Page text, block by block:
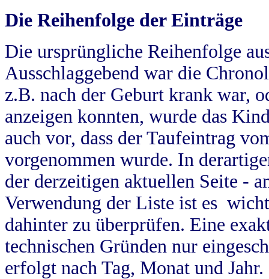
Die Reihenfolge der Einträge
Die ursprüngliche Reihenfolge
Ausschlaggebend war die
z.B. nach der Geburt krank war,
anzeigen konnten, wurde das
auch vor, dass der Taufeintrag
vorgenommen wurde. In
der derzeitigen aktuellen Seite -
Verwendung der Liste ist es
dahinter zu überprüfen. Eine
technischen Gründen nur
erfolgt nach Tag, Monat und Jahr.